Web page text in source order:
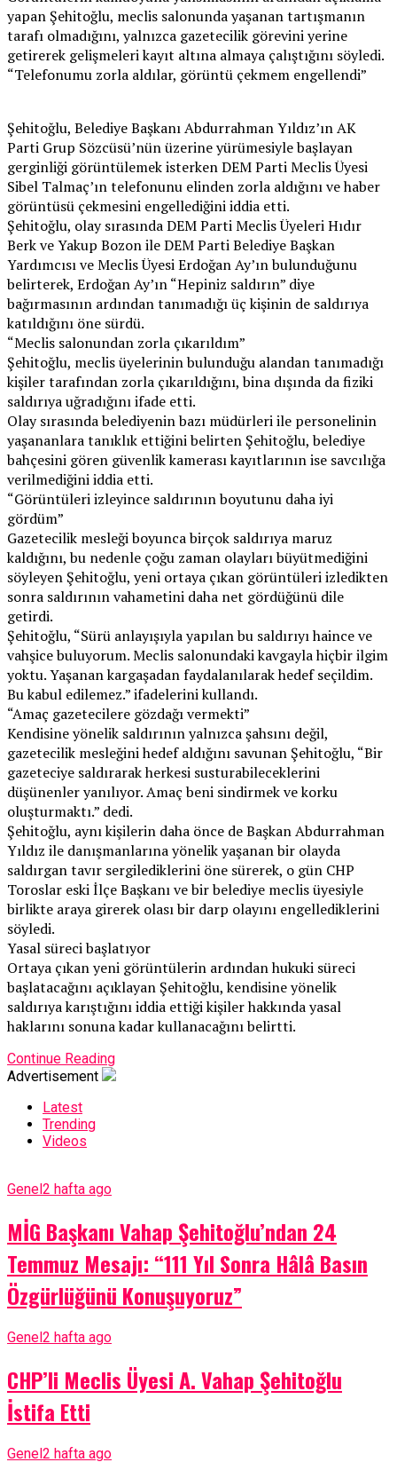
yapan Şehitoğlu, meclis salonunda yaşanan tartışmanın
tarafı olmadığını, yalnızca gazetecilik görevini yerine
getirerek gelişmeleri kayıt altına almaya çalıştığını söyledi.
“Telefonumu zorla aldılar, görüntü çekmem engellendi”
Şehitoğlu, Belediye Başkanı Abdurrahman Yıldız’ın AK
Parti Grup Sözcüsü’nün üzerine yürümesiyle başlayan
gerginliği görüntülemek isterken DEM Parti Meclis Üyesi
Sibel Talmaç’ın telefonunu elinden zorla aldığını ve haber
görüntüsü çekmesini engellediğini iddia etti.
Şehitoğlu, olay sırasında DEM Parti Meclis Üyeleri Hıdır
Berk ve Yakup Bozon ile DEM Parti Belediye Başkan
Yardımcısı ve Meclis Üyesi Erdoğan Ay’ın bulunduğunu
belirterek, Erdoğan Ay’ın “Hepiniz saldırın” diye
bağırmasının ardından tanımadığı üç kişinin de saldırıya
katıldığını öne sürdü.
“Meclis salonundan zorla çıkarıldım”
Şehitoğlu, meclis üyelerinin bulunduğu alandan tanımadığı
kişiler tarafından zorla çıkarıldığını, bina dışında da fiziki
saldırıya uğradığını ifade etti.
Olay sırasında belediyenin bazı müdürleri ile personelinin
yaşananlara tanıklık ettiğini belirten Şehitoğlu, belediye
bahçesini gören güvenlik kamerası kayıtlarının ise savcılığa
verilmediğini iddia etti.
“Görüntüleri izleyince saldırının boyutunu daha iyi
gördüm”
Gazetecilik mesleği boyunca birçok saldırıya maruz
kaldığını, bu nedenle çoğu zaman olayları büyütmediğini
söyleyen Şehitoğlu, yeni ortaya çıkan görüntüleri izledikten
sonra saldırının vahametini daha net gördüğünü dile
getirdi.
Şehitoğlu, “Sürü anlayışıyla yapılan bu saldırıyı haince ve
vahşice buluyorum. Meclis salonundaki kavgayla hiçbir ilgim
yoktu. Yaşanan kargaşadan faydalanılarak hedef seçildim.
Bu kabul edilemez.” ifadelerini kullandı.
“Amaç gazetecilere gözdağı vermekti”
Kendisine yönelik saldırının yalnızca şahsını değil,
gazetecilik mesleğini hedef aldığını savunan Şehitoğlu, “Bir
gazeteciye saldırarak herkesi susturabileceklerini
düşünenler yanılıyor. Amaç beni sindirmek ve korku
oluşturmaktı.” dedi.
Şehitoğlu, aynı kişilerin daha önce de Başkan Abdurrahman
Yıldız ile danışmanlarına yönelik yaşanan bir olayda
saldırgan tavır sergilediklerini öne sürerek, o gün CHP
Toroslar eski İlçe Başkanı ve bir belediye meclis üyesiyle
birlikte araya girerek olası bir darp olayını engellediklerini
söyledi.
Yasal süreci başlatıyor
Ortaya çıkan yeni görüntülerin ardından hukuki süreci
başlatacağını açıklayan Şehitoğlu, kendisine yönelik
saldırıya karıştığını iddia ettiği kişiler hakkında yasal
haklarını sonuna kadar kullanacağını belirtti.
Continue Reading
Advertisement
Latest
Trending
Videos
Genel 2 hafta ago
MİG Başkanı Vahap Şehitoğlu’ndan 24
Temmuz Mesajı: “111 Yıl Sonra Hâlâ Basın
Özgürlüğünü Konuşuyoruz”
Genel2 hafta ago
CHP’li Meclis Üyesi A. Vahap Şehitoğlu
İstifa Etti
Genel2 hafta ago